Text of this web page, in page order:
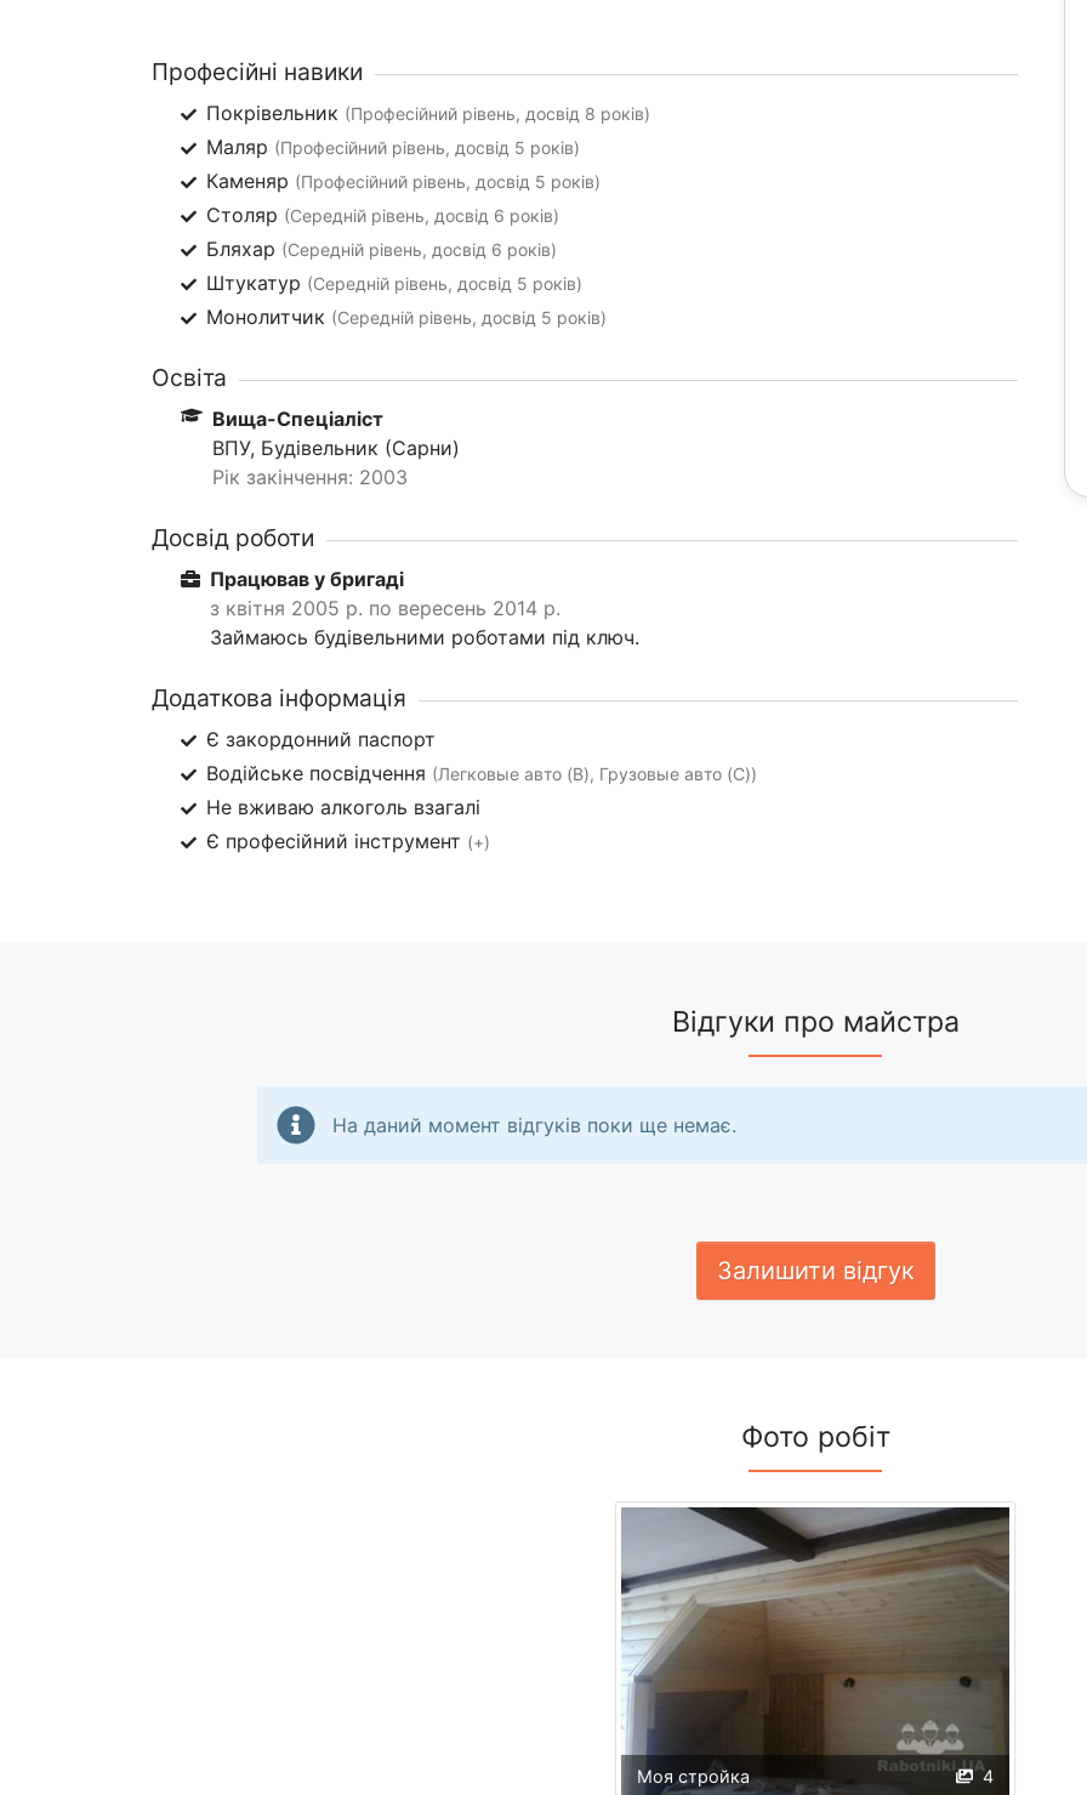
Професійні навики
Покрівельник (Професійний рівень, досвід 8 років)
Маляр (Професійний рівень, досвід 5 років)
Каменяр (Професійний рівень, досвід 5 років)
Столяр (Середній рівень, досвід 6 років)
Бляхар (Середній рівень, досвід 6 років)
Штукатур (Середній рівень, досвід 5 років)
Монолитчик (Середній рівень, досвід 5 років)
Освіта
Вища-Спеціаліст
ВПУ, Будівельник (Сарни)
Рік закінчення: 2003
Досвід роботи
Працював у бригаді
з квітня 2005 р. по вересень 2014 р.
Займаюсь будівельними роботами під ключ.
Додаткова інформація
Є закордонний паспорт
Водійське посвідчення (Легковые авто (B), Грузовые авто (C))
Не вживаю алкоголь взагалі
Є професійний інструмент (+)
Відгуки про майстра
На даний момент відгуків поки ще немає.
Залишити відгук
Фото робіт
4
Моя стройка